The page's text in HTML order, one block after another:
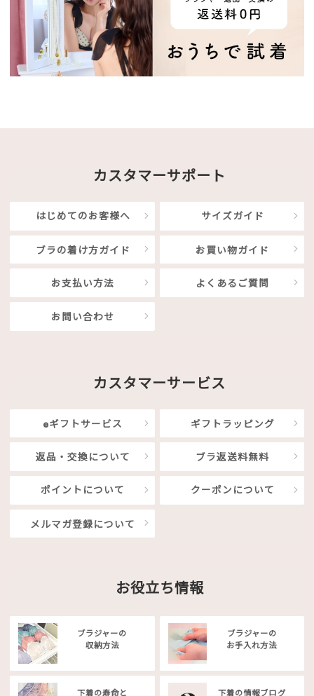
カスタマーサポート
はじめてのお客様へ サイズガイド
ブラの着け方ガイド お買い物ガイド
お支払い方法 よくあるご質問
お問い合わせ
カスタマーサービス
eギフトサービス ギフトラッピング
返品・交換について ブラ返送料無料
ポイントについて クーポンについて
メルマガ登録について
お役立ち情報
ブラジャーの
収納方法
ブラジャーの
お手入れ方法
下着の寿命と 下着の情報ブログ